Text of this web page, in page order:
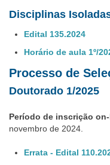
Disciplinas
Edital 135.2024
Horário de aula 1º/
Processo de
Doutorado 1/2025
Período de inscrição
novembro de 2024.
Errata - Edital